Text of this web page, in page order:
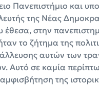
Πανεπιστήμιο και
της Νέας
έθεσα, στην
το ζήτημα της
αυτών των
Αυτό σε καμία
της